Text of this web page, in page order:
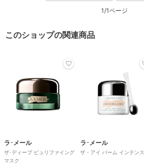
1/1ページ
このショップの関連商品
ラ･メール
ザ･ディープ ピュリファイング
マスク
ラ･メール
ザ・アイ バーム インテンス